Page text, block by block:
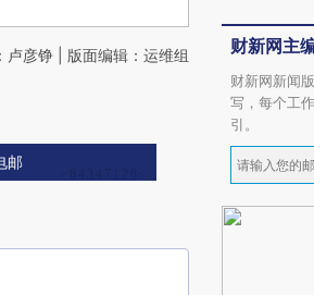
卢彦铮 | 版面编辑：运维组
邮
财新网主
财新网新闻
写，每个工
引。